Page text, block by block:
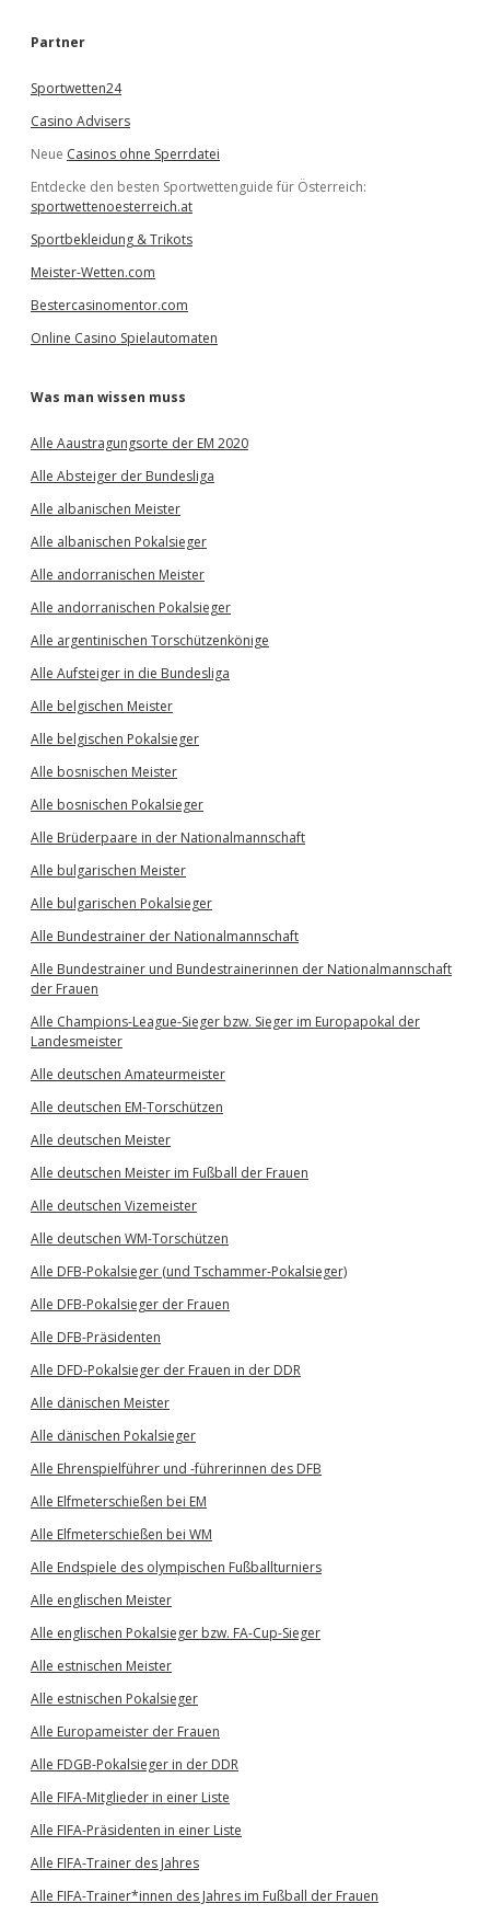
e
Partner
Sportwetten24
Casino Advisers
Neue Casinos ohne Sperrdatei
Entdecke den besten Sportwettenguide für Österreich:
sportwettenoesterreich.at
Sportbekleidung & Trikots
Meister-Wetten.com
Bestercasinomentor.com
Online Casino Spielautomaten
Was man wissen muss
Alle Aaustragungsorte der EM 2020
Alle Absteiger der Bundesliga
Alle albanischen Meister
Alle albanischen Pokalsieger
Alle andorranischen Meister
Alle andorranischen Pokalsieger
Alle argentinischen Torschützenkönige
Alle Aufsteiger in die Bundesliga
Alle belgischen Meister
Alle belgischen Pokalsieger
Alle bosnischen Meister
Alle bosnischen Pokalsieger
Alle Brüderpaare in der Nationalmannschaft
Alle bulgarischen Meister
Alle bulgarischen Pokalsieger
Alle Bundestrainer der Nationalmannschaft
Alle Bundestrainer und Bundestrainerinnen der Nationalmannschaft
der Frauen
Alle Champions-League-Sieger bzw. Sieger im Europapokal der
Landesmeister
Alle deutschen Amateurmeister
Alle deutschen EM-Torschützen
Alle deutschen Meister
Alle deutschen Meister im Fußball der Frauen
Alle deutschen Vizemeister
Alle deutschen WM-Torschützen
Alle DFB-Pokalsieger (und Tschammer-Pokalsieger)
Alle DFB-Pokalsieger der Frauen
Alle DFB-Präsidenten
Alle DFD-Pokalsieger der Frauen in der DDR
Alle dänischen Meister
Alle dänischen Pokalsieger
Alle Ehrenspielführer und -führerinnen des DFB
Alle Elfmeterschießen bei EM
Alle Elfmeterschießen bei WM
Alle Endspiele des olympischen Fußballturniers
Alle englischen Meister
Alle englischen Pokalsieger bzw. FA-Cup-Sieger
Alle estnischen Meister
Alle estnischen Pokalsieger
Alle Europameister der Frauen
Alle FDGB-Pokalsieger in der DDR
Alle FIFA-Mitglieder in einer Liste
Alle FIFA-Präsidenten in einer Liste
Alle FIFA-Trainer des Jahres
Alle FIFA-Trainer*innen des Jahres im Fußball der Frauen